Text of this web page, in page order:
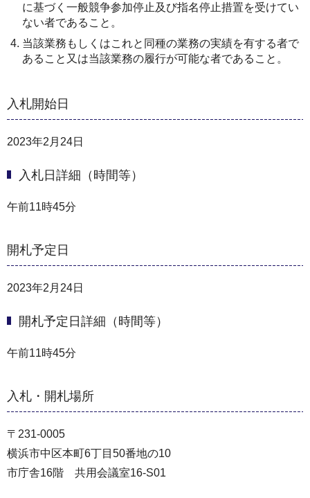
に基づく一般競争参加停止及び指名停止措置を受けてい
ない者であること。
当該業務もしくはこれと同種の業務の実績を有する者で
あること又は当該業務の履行が可能な者であること。
入札開始日
2023年2月24日
入札日詳細（時間等）
午前11時45分
開札予定日
2023年2月24日
開札予定日詳細（時間等）
午前11時45分
入札・開札場所
〒231-0005
横浜市中区本町6丁目50番地の10
市庁舎16階 共用会議室16-S01